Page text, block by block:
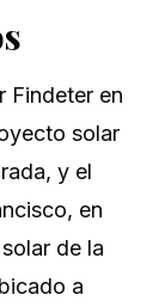
Findeter en
solar
y el
en
de la
a